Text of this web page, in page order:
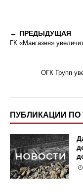
ПРЕДЫДУЩАЯ
ГК «Мангазея»
ОГК Групп
ПУБЛИКАЦИИ ПО